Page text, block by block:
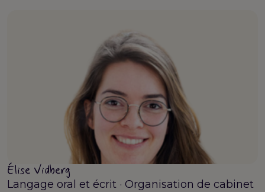
Élise Vidberg
Langage oral et écrit · Organisation de cabinet